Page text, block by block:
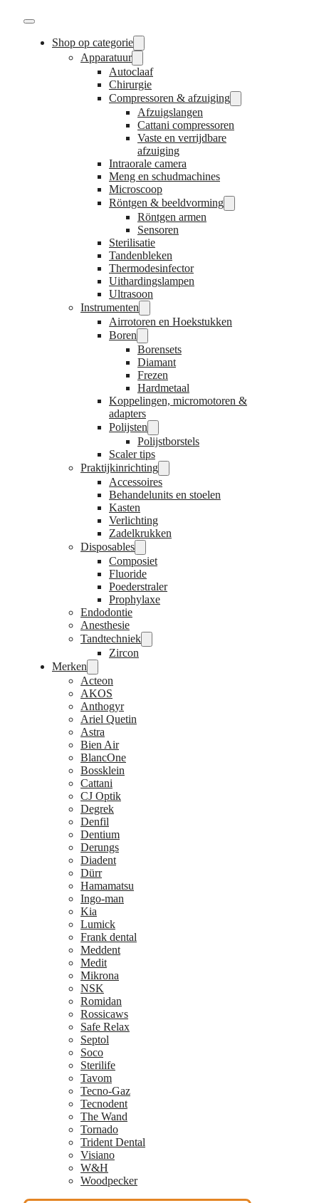
Shop op categorie
Apparatuur
Autoclaaf
Chirurgie
Compressoren & afzuiging
Afzuigslangen
Cattani compressoren
Vaste en verrijdbare
afzuiging
Intraorale camera
Meng en schudmachines
Microscoop
Röntgen & beeldvorming
Röntgen armen
Sensoren
Sterilisatie
Tandenbleken
Thermodesinfector
Uithardingslampen
Ultrasoon
Instrumenten
Airrotoren en Hoekstukken
Boren
Borensets
Diamant
Frezen
Hardmetaal
Koppelingen, micromotoren &
adapters
Polijsten
Polijstborstels
Scaler tips
Praktijkinrichting
Accessoires
Behandelunits en stoelen
Kasten
Verlichting
Zadelkrukken
Disposables
Composiet
Fluoride
Poederstraler
Prophylaxe
Endodontie
Anesthesie
Tandtechniek
Zircon
Merken
Acteon
AKOS
Anthogyr
Ariel Quetin
Astra
Bien Air
BlancOne
Bossklein
Cattani
CJ Optik
Degrek
Denfil
Dentium
Derungs
Diadent
Dürr
Hamamatsu
Ingo-man
Kia
Lumick
Frank dental
Meddent
Medit
Mikrona
NSK
Romidan
Rossicaws
Safe Relax
Septol
Soco
Sterilife
Tavom
Tecno-Gaz
Tecnodent
The Wand
Tornado
Trident Dental
Visiano
W&H
Woodpecker